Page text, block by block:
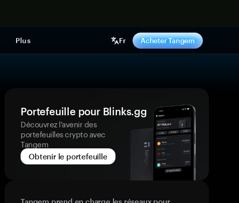
Plus Fr Acheter Tangem
Portefeuille pour Blinks.gg
Découvrez l'avenir des
portefeuilles crypto avec
Tangem
Obtenir le portefeuille